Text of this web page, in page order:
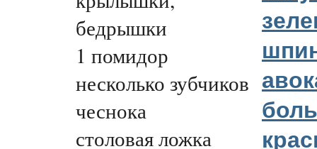
бедрышки
1 помидор
несколько зубчиков
чеснока
столовая ложка